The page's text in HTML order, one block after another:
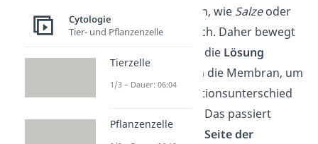
großen Teilchen, wie Salzeoder
Zucker, hindurch. Daher bewegt
sich schließlich die Lösung
(Wasser) durch die Membran, um
den Konzentrationsunterschied
auszugleichen. Das passiert
von der Seite der
Cytologie
Tier- und Pflanzenzelle
Tierzelle
1/3 – Dauer: 06:04
Pflanzenzelle